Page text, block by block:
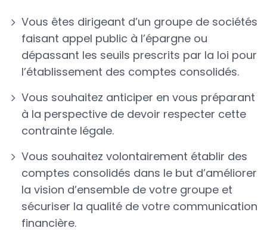
Vous êtes dirigeant d’un groupe de sociétés
faisant appel public à l’épargne ou
dépassant les seuils prescrits par la loi pour
l’établissement des comptes consolidés.
Vous souhaitez anticiper en vous préparant
à la perspective de devoir respecter cette
contrainte légale.
Vous souhaitez volontairement établir des
comptes consolidés dans le but d’améliorer
la vision d’ensemble de votre groupe et
sécuriser la qualité de votre communication
financière.